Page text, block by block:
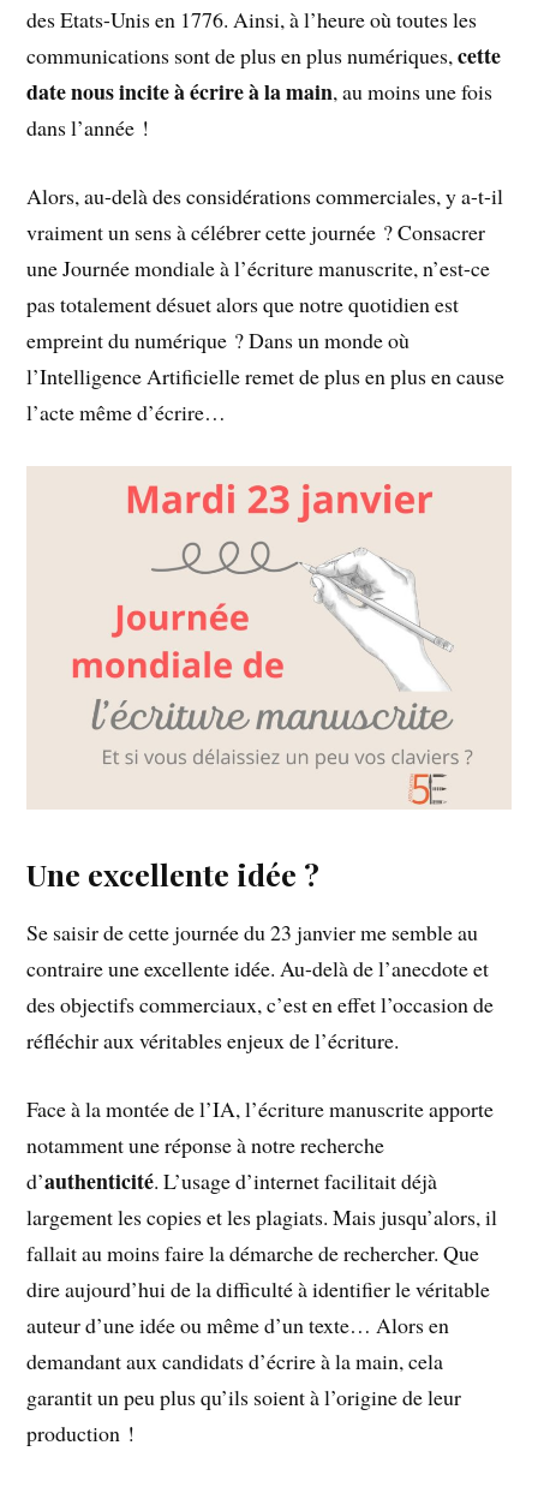
des Etats-Unis en 1776. Ainsi, à l’heure où toutes les
communications sont de plus en plus numériques,cette
date nous incite à écrire à la main, au moins une fois
dans l’année !
Alors, au-delà des considérations commerciales, y a-t-il
vraiment un sens à célébrer cette journée ? Consacrer
une Journée mondiale à l’écriture manuscrite, n’est-ce
pas totalement désuet alors que notre quotidien est
empreint du numérique ? Dans un monde où
l’Intelligence Artificielle remet de plus en plus en cause
l’acte même d’écrire…
Une excellente idée ?
Se saisir de cette journée du 23 janvier me semble au
contraire une excellente idée. Au-delà de l’anecdote et
des objectifs commerciaux, c’est en effet l’occasion de
réfléchir aux véritables enjeux de l’écriture.
Face à la montée de l’IA, l’écriture manuscrite apporte
notamment une réponse à notre recherche
d’authenticité. L’usage d’internet facilitait déjà
largement les copies et les plagiats. Mais jusqu’alors, il
fallait au moins faire la démarche de rechercher. Que
dire aujourd’hui de la difficulté à identifier le véritable
auteur d’une idée ou même d’un texte… Alors en
demandant aux candidats d’écrire à la main, cela
garantit un peu plus qu’ils soient à l’origine de leur
production !